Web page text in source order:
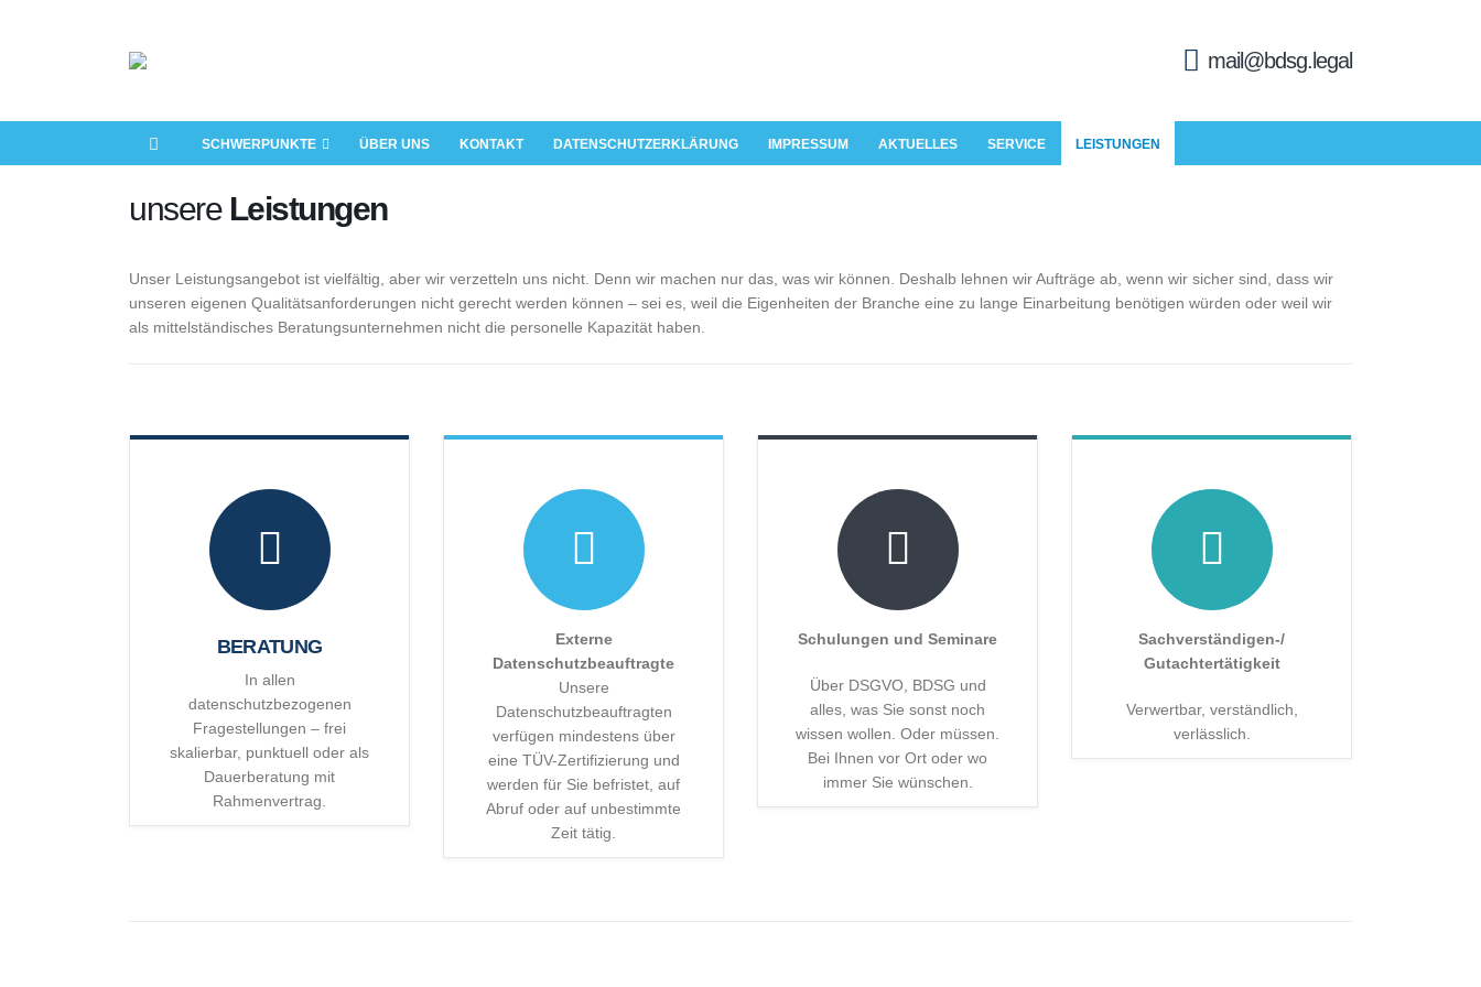
mail@bdsg.legal
SCHWERPUNKTE ÜBER UNS KONTAKT DATENSCHUTZERKLÄRUNG IMPRESSUM AKTUELLES SERVICE LEISTUNGEN
unsere Leistungen
Unser Leistungsangebot ist vielfältig, aber wir verzetteln uns nicht. Denn wir machen nur das, was wir können. Deshalb lehnen wir Aufträge ab, wenn wir sicher sind, dass wir
unseren eigenen Qualitätsanforderungen nicht gerecht werden können – sei es, weil die Eigenheiten der Branche eine zu lange Einarbeitung benötigen würden oder weil wir
als mittelständisches Beratungsunternehmen nicht die personelle Kapazität haben.
BERATUNG
In allen
datenschutzbezogenen
Fragestellungen – frei
skalierbar, punktuell oder als
Dauerberatung mit
Rahmenvertrag.
Externe
Datenschutzbeauftragte
Unsere
Datenschutzbeauftragten
verfügen mindestens über
eine TÜV-Zertifizierung und
werden für Sie befristet, auf
Abruf oder auf unbestimmte
Zeit tätig.
Schulungen und Seminare
Über DSGVO, BDSG und
alles, was Sie sonst noch
wissen wollen. Oder müssen.
Bei Ihnen vor Ort oder wo
immer Sie wünschen.
Sachverständigen-/
Gutachtertätigkeit
Verwertbar, verständlich,
verlässlich.